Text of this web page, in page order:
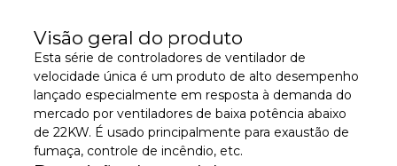
Visão geral do produto
Esta série de controladores de ventilador de
velocidade única é um produto de alto desempenho
lançado especialmente em resposta à demanda do
mercado por ventiladores de baixa potência abaixo
de 22KW. É usado principalmente para exaustão de
fumaça, controle de incêndio, etc.